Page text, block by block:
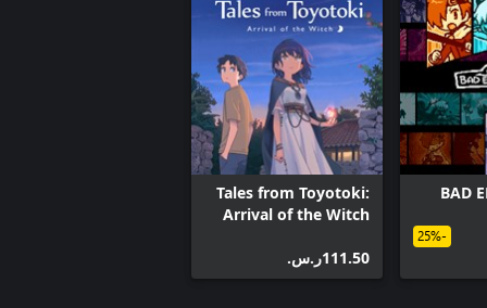
BAD
-25%
Tales from Toyotoki:
Arrival of the Witch
‪ر.س.‏‎111.50‬